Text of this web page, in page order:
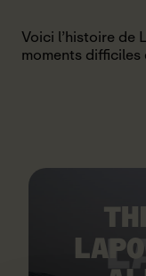
Voici l’histoire de
moments difficiles